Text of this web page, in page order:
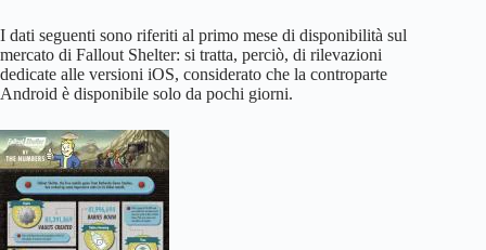
I dati seguenti sono riferiti al primo mese di disponibilità sul
mercato di Fallout Shelter: si tratta, perciò, di rilevazioni
dedicate alle versioni iOS, considerato che la controparte
Android è disponibile solo da pochi giorni.